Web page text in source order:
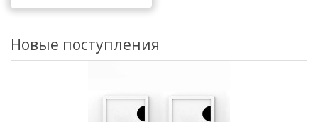
Новые поступления